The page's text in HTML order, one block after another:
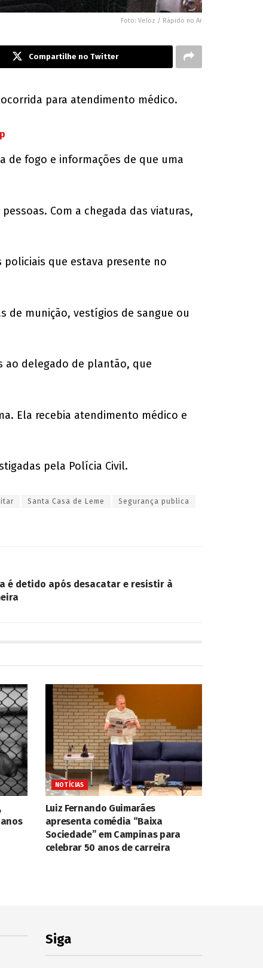
Foto: Veloz / Rápido no Ar
Compartilhe no Twitter
para atendimento médico.
de fogo e informações de que uma
Com a chegada das viaturas,
que estava presente no
de munição, vestígios de sangue ou
ao delegado de plantão, que
Ela recebia atendimento médico e
pela Polícia Civil.
Santa Casa de Leme Segurança publica
é detido após desacatar e resistir à
NOTÍCIAS
Luiz Fernando Guimarães
apresenta comédia “Baixa
Sociedade” em Campinas para
celebrar 50 anos de carreira
Siga